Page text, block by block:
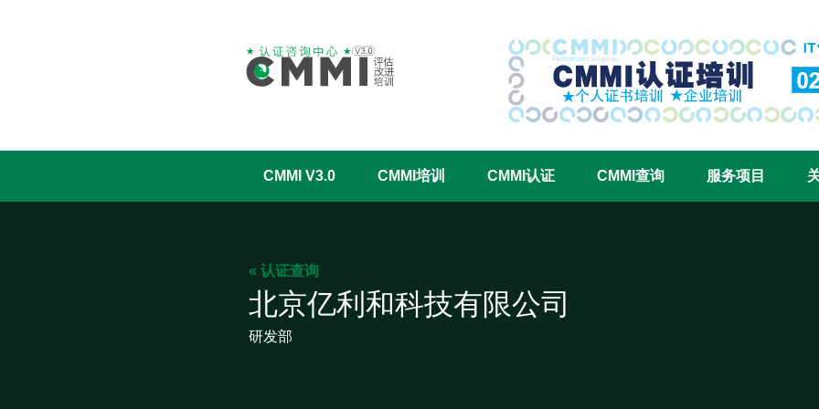
CMMI认证咨询中心官网
CMMI V3.0 CMMI培训 CMMI认证 CMMI查询 服务项目
« 认证查询
北京亿利和科技有限公司
研发部